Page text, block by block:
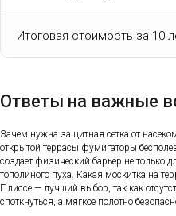
Итоговая стоимость за 10
Ответы на важные
Зачем нужна защитная сетка от
открытой террасы фумигаторы
создает физический барьер не только
тополиного пуха. Какая москитка на
Плиссе — лучший выбор, так как
споткнуться, а мягкое полотно